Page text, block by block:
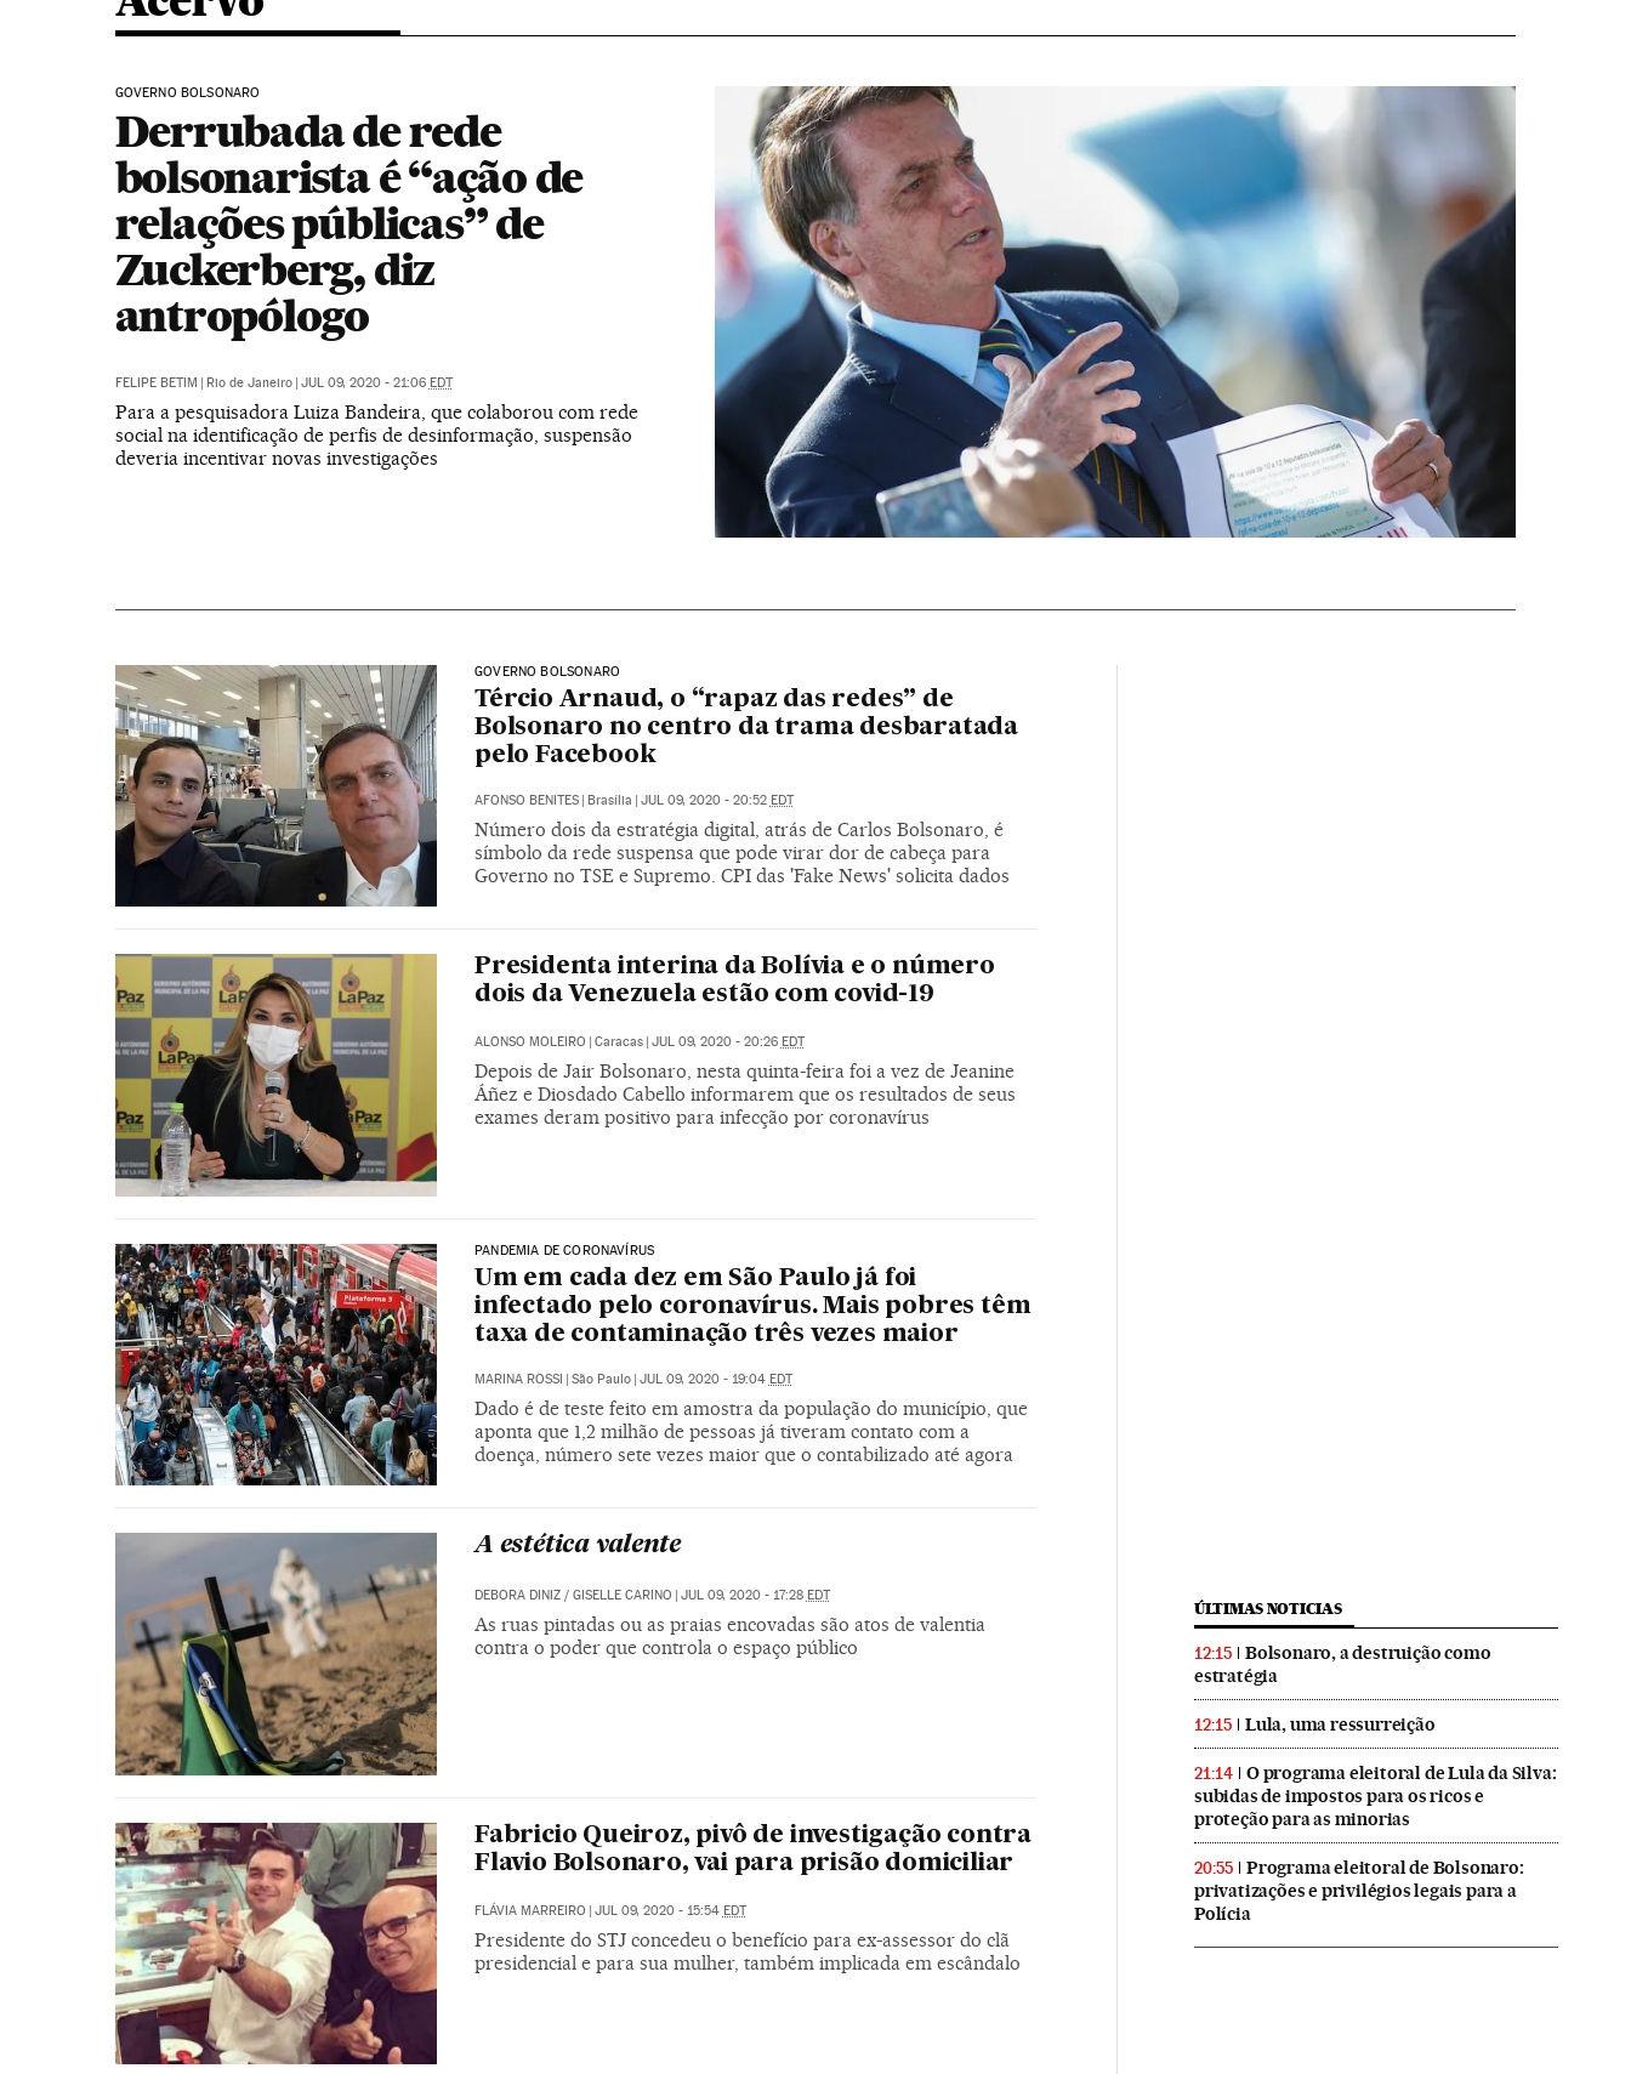
GOVERNO BOLSONARO
Derrubada de rede
bolsonarista é “ação de
relações públicas” de
Zuckerberg, diz
antropólogo
FELIPE BETIM | Rio de Janeiro | JUL 09, 2020 - 21:06 EDT
Para a pesquisadora Luiza Bandeira, que colaborou com rede
social na identificação de perfis de desinformação, suspensão
deveria incentivar novas investigações
GOVERNO BOLSONARO
Tércio Arnaud, o “rapaz das redes” de
Bolsonaro no centro da trama desbaratada
pelo Facebook
AFONSO BENITES | Brasília | JUL 09, 2020 - 20:52 EDT
Número dois da estratégia digital, atrás de Carlos Bolsonaro, é
símbolo da rede suspensa que pode virar dor de cabeça para
Governo no TSE e Supremo. CPI das 'Fake News' solicita dados
Presidenta interina da Bolívia e o número
dois da Venezuela estão com covid-19
ALONSO MOLEIRO Caracas JUL 09, 2020 - 20:26 EDT
Depois de Jair Bolsonaro, nesta quinta-feira foi a vez de Jeanine
Áñez e Diosdado Cabello informarem que os resultados de seus
exames deram positivo para infecção por coronavírus
PANDEMIA DE CORONAVÍRUS
Um em cada dez em São Paulo já foi
infectado pelo coronavírus. Mais pobres têm
taxa de contaminação três vezes maior
MARINA ROSSI | São Paulo | JUL 09, 2020 - 19:04 EDT
Dado é de teste feito em amostra da população do município, que
aponta que 1,2 milhão de pessoas já tiveram contato com a
doença, número sete vezes maior que o contabilizado até agora
A estética valente
DEBORA DINIZ/ GISELLE CARINO | JUL 09, 2020 - 17:28 EDT
As ruas pintadas ou as praias encovadas são atos de valentia
contra o poder que controla o espaço público
Fabricio Queiroz, pivô de investigação contra
Flavio Bolsonaro, vai para prisão domiciliar
FLÁVIA MARREIRO JUL 09, 2020 - 15:54 EDT
Presidente do STJ concedeu o benefício para ex-assessor do clã
presidencial e para sua mulher, também implicada em escândalo
ÚLTIMAS NOTICIAS
12:15
Bolsonaro, a destruição como
estratégia
12:15 Lula, uma ressurreição
21:14
O programa eleitoral de Lula da Silva:
subidas de impostos para os ricos e
proteção para as minorias
20:55
Programa eleitoral de Bolsonaro:
privatizações e privilégios legais para a
Polícia